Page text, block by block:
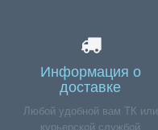
Информация о
доставке
Любой удобной вам ТК или
курьерской службой